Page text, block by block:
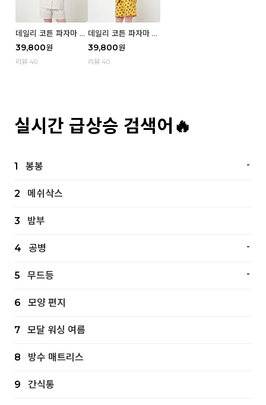
데일리 코튼 파자마 반
팔 세트 (우먼) - 02
Blue cherry
39,800원
리뷰 40
데일리 코튼 파자마 반
팔 세트 (우먼) - 01 Mi
z
39,800원
리뷰 40
실시간 급상승 검색어🔥
1 봉봉 -
2 메쉬삭스
3 밤부
4 공병 -
5 무드등 -
6 모양 편지
7 모달 워싱 여름
8 방수 매트리스
9 간식통